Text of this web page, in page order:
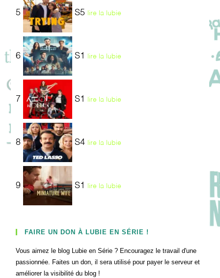
5 S5 lire la lubie
6 S1 lire la lubie
7 S1 lire la lubie
8 S4 lire la lubie
9 S1 lire la lubie
FAIRE UN DON À LUBIE EN SÉRIE !
Vous aimez le blog Lubie en Série ? Encouragez le travail d'une
passionnée. Faites un don, il sera utilisé pour payer le serveur et
améliorer la visibilité du blog !